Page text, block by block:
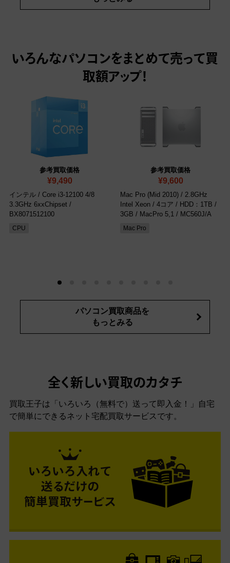
いろんなパソコンをまとめて売って買
取額アップ！
参考買取価格
¥9,490
インテル / Core i3-12100 4/8
3.3GHz 6xxChipset /
BX8071512100
CPU
参考買取価格
¥9,600
Mac Pro (Mid 2010) / 2.8GHz
Intel Xeon / 4コア / HDD：1TB /
3GB / MacPro 5,1 / MC560J/A
Mac Pro
パソコン買取商品を
もっとみる
全く新しい買取のカタチ
買取王子は「いろいろ（無料で）送って即入金！」自宅
で簡単にできるネット宅配買取サービスです。